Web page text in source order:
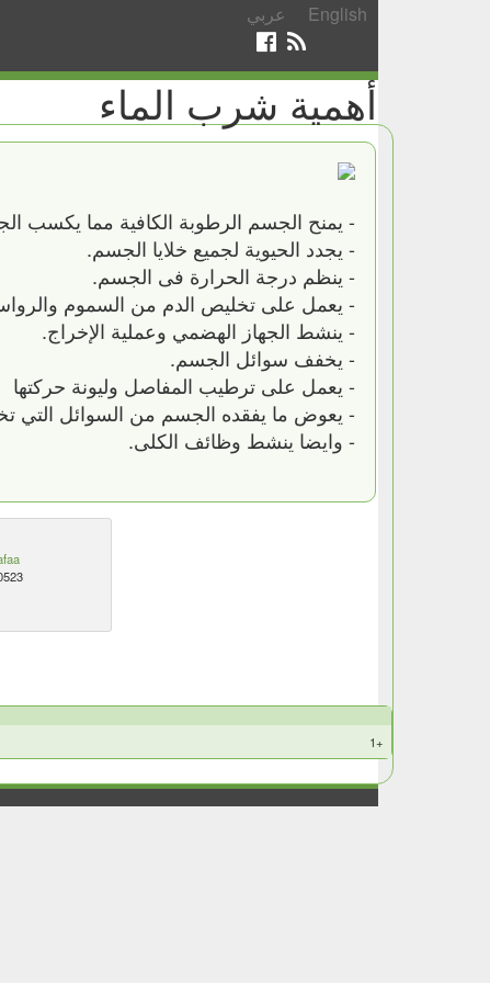
عربي English
أهمية شرب الماء
- يمنح الجسم الرطوبة الكافية مما يكسب
- يجدد الحيوية لجميع خلايا الجسم.
- ينظم درجة الحرارة فى الجسم.
- يعمل على تخليص الدم من السموم
- ينشط الجهاز الهضمي وعملية الإخراج.
- يخفف سوائل الجسم.
- يعمل على ترطيب المفاصل وليونة حركتها
- يعوض ما يفقده الجسم من السوائل التي
- وايضا ينشط وظائف الكلى.
+1